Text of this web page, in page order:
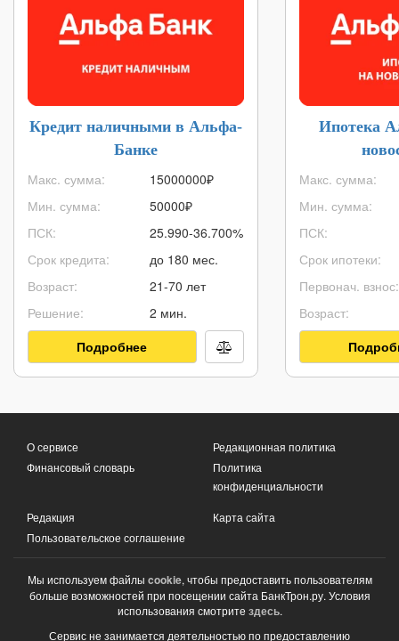
Кредит наличными в Альфа-
Банке
Макс. сумма:
Мин. сумма:
ПСК:
Срок кредита:
Возраст:
Решение:
15000000₽
50000₽
25.990-36.700%
до 180 мес.
21-70 лет
2 мин.
Подробнее
Ипотека
Макс. сумма:
Мин. сумма:
ПСК:
Срок ипотеки:
Первонач. взнос:
Возраст:
О сервисе
Финансовый словарь
Редакционная политика
Политика
конфиденциальности
Редакция
Пользовательское соглашение
Карта сайта
Мы используем файлы cookie, чтобы предоставить пользователям
больше возможностей при посещении сайта БанкТрон.ру. Условия
использования смотрите здесь.
Сервис не занимается деятельностью по предоставлению